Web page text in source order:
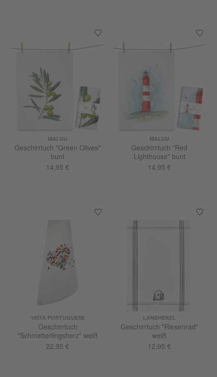
MALUU
Geschirrtuch "Green Olives"
bunt
14,95 €
MALUU
Geschirrtuch "Red
Lighthouse" bunt
14,95 €
VISTA PORTUGUESE
Geschirrtuch
"Schmetterlingsherz" weiß
22,95 €
LANDHERZL
Geschirrtuch "Riesenrad"
weiß
12,95 €